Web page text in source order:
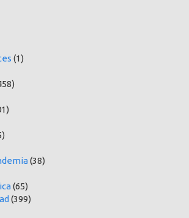
(1)
(38)
(65)
(399)